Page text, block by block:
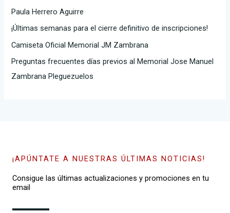
o
r
:
Paula Herrero Aguirre
¡Últimas semanas para el cierre definitivo de inscripciones!
Camiseta Oficial Memorial JM Zambrana
Preguntas frecuentes días previos al Memorial Jose Manuel
Zambrana Pleguezuelos
¡APÚNTATE A NUESTRAS ÚLTIMAS NOTICIAS!
Consigue las últimas actualizaciones y promociones en tu
email